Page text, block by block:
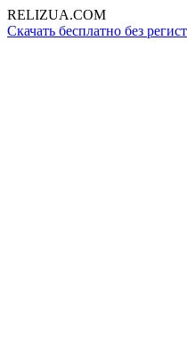
RELIZUA.COM
Скачать бесплатно без